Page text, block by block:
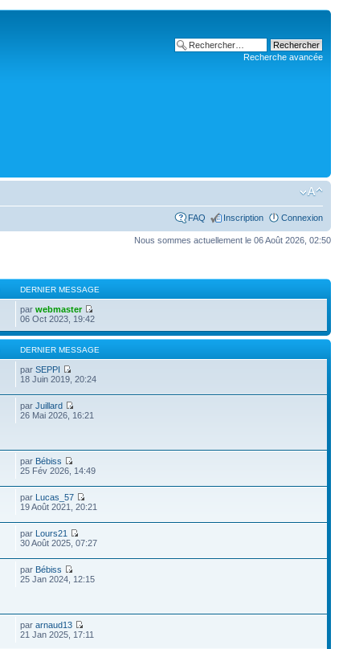
Recherche avancée
FAQ Inscription Connexion
Nous sommes actuellement le 06 Août 2026, 02:50
DERNIER MESSAGE
parwebmaster
06 Oct 2023, 19:42
DERNIER MESSAGE
parSEPPI
18 Juin 2019, 20:24
parJuillard
26 Mai 2026, 16:21
par Bébiss
25 Fév 2026, 14:49
par Lucas_57
19 Août 2021, 20:21
par Lours21
30 Août 2025, 07:27
par Bébiss
25 Jan 2024, 12:15
pararnaud13
21 Jan 2025, 17:11